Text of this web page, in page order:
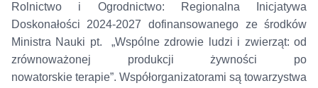
Rolnictwo i Ogrodnictwo: Regionalna Inicjatywa
Doskonałości 2024-2027 dofinansowanego ze środków
Ministra Nauki pt. „Wspólne zdrowie ludzi i zwierząt: od
zrównoważonej produkcji żywności po
nowatorskie terapie”. Współorganizatorami są towarzystwa